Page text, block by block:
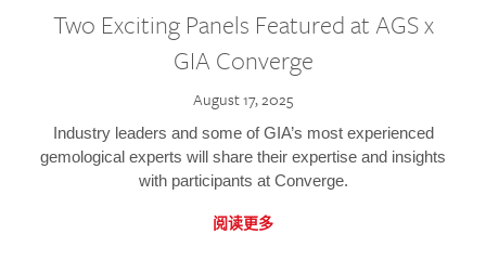
Two Exciting Panels Featured at AGS x
GIA Converge
August 17, 2025
Industry leaders and some of GIA’s most experienced
gemological experts will share their expertise and insights
with participants at Converge.
阅读更多